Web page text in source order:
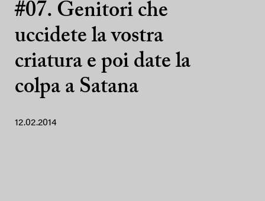
#07. Genitori che
uccidete la vostra
criatura e poi date la
colpa a Satana
12.02.2014